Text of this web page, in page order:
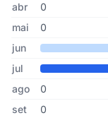
abr
0
mai
0
jun
jul
ago
0
set
0